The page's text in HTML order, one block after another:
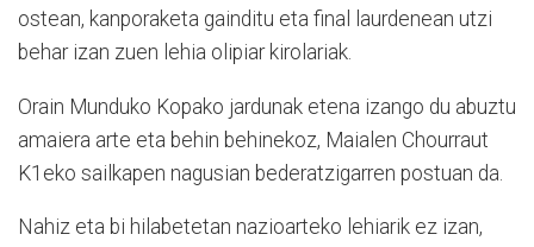
ostean, kanporaketa gainditu eta final laurdenean utzi
behar izan zuen lehia olipiar kirolariak.
Orain Munduko Kopako jardunak etena izango du abuztu
amaiera arte eta behin behinekoz, Maialen Chourraut
K1eko sailkapen nagusian bederatzigarren postuan da.
Nahiz eta bi hilabetetan nazioarteko lehiarik ez izan,